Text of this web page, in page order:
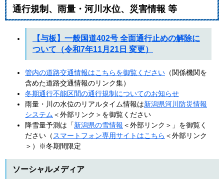
通行規制、雨量・河川水位、災害情報 等
【与板】一般国道402号 全面通行止めの解除に
ついて（令和7年11月21日 変更）
管内の道路交通情報はこちらを御覧ください （関係機関を
含めた道路交通情報のリンク集）
冬期通行不能区間の通行規制についてのお知らせ
雨量・川の水位のリアルタイム情報は新潟県河川防災情報
システム ＜外部リンク＞ を御覧ください
降雪量予測は「新潟県の雪情報 ＜外部リンク＞ 」を御覧く
ださい（ スマートフォン専用サイトはこちら ＜外部リンク
＞ ）※冬期間限定
ソーシャルメディア